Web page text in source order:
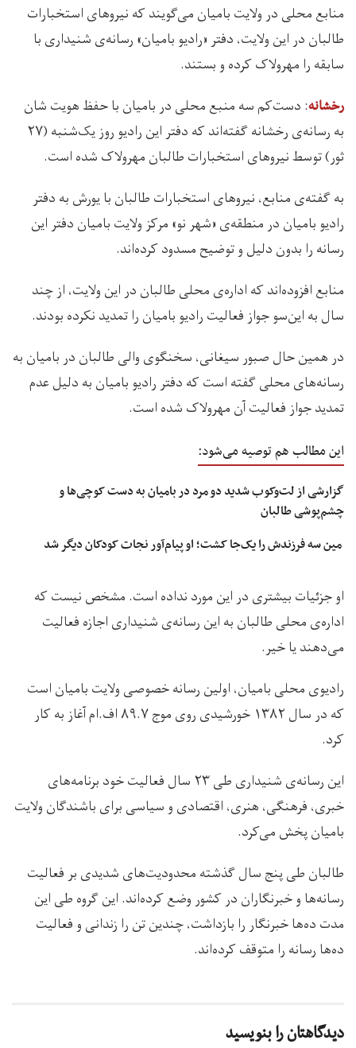
منابع محلی در ولایت بامیان می‌گویند که نیروهای استخبارات
طالبان در این ولایت، دفتر «رادیو بامیان» رسانه‌ی شنیداری با
سابقه را مهرولاک کرده و بستند.
رخشانه: دست‌کم سه منبع محلی در بامیان با حفظ هویت شان
به رسانه‌ی رخشانه گفته‌اند که دفتر این رادیو روز یک‌شنبه (۲۷
ثور) توسط نیروهای استخبارات طالبان مهرولاک شده‌ است.
به گفته‌ی منابع، نیروهای استخبارات طالبان با یورش به دفتر
رادیو بامیان در منطقه‌ی «شهر نو» مرکز ولایت بامیان دفتر این
رسانه را بدون دلیل و توضیح مسدود کرده‌اند.
منابع افزوده‌اند که اداره‌ی محلی طالبان در این ولایت، از چند
سال به این‌سو جواز فعالیت رادیو بامیان را تمدید نکرده بودند.
در همین حال صبور سیغانی، سخنگوی والی طالبان در بامیان به
رسانه‌های محلی گفته است که دفتر رادیو بامیان به دلیل عدم
تمدید جواز فعالیت آن مهرولاک شده‌ است.
این مطالب هم توصیه می‌شود:
گزارشی از لت‌وکوب شدید دو مرد در بامیان به دست کوچی‌ها و
چشم‌پوشی طالبان
مین سه فرزندش را یک‌جا کشت؛ او پیام‌آور نجات کودکان دیگر شد
او جزئیات بیشتری در این مورد نداده است. مشخص نیست که
اداره‌ی محلی طالبان به این رسانه‌ی شنیداری اجازه فعالیت
می‌دهند یا خیر.
رادیوی محلی بامیان، اولین رسانه خصوصی ولایت بامیان است
که در سال ۱۳۸۲ خورشیدی روی موج ۸۹.۷ اف‌.ام آغاز به کار
کرد.
این رسانه‌ی شنیداری طی ۲۳ سال فعالیت خود برنامه‌های
خبری، فرهنگی، هنری، اقتصادی و سیاسی برای باشندگان ولایت
بامیان پخش می‌کرد.
طالبان طی پنج سال گذشته محدودیت‌های شدیدی بر فعالیت
رسانه‌ها و خبرنگاران در کشور وضع کرده‌اند. این گروه طی این
مدت ده‌ها خبرنگار را بازداشت، چندین تن را زندانی و فعالیت
ده‌ها رسانه‌ را متوقف کرده‌اند.
دیدگاهتان را بنویسید